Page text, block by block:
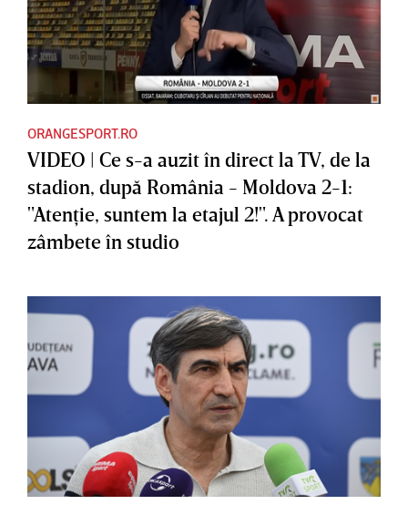
ORANGESPORT.RO
VIDEO | Ce s-a auzit în direct la TV, de la
stadion, după România - Moldova 2-1:
"Atenţie, suntem la etajul 2!". A provocat
zâmbete în studio